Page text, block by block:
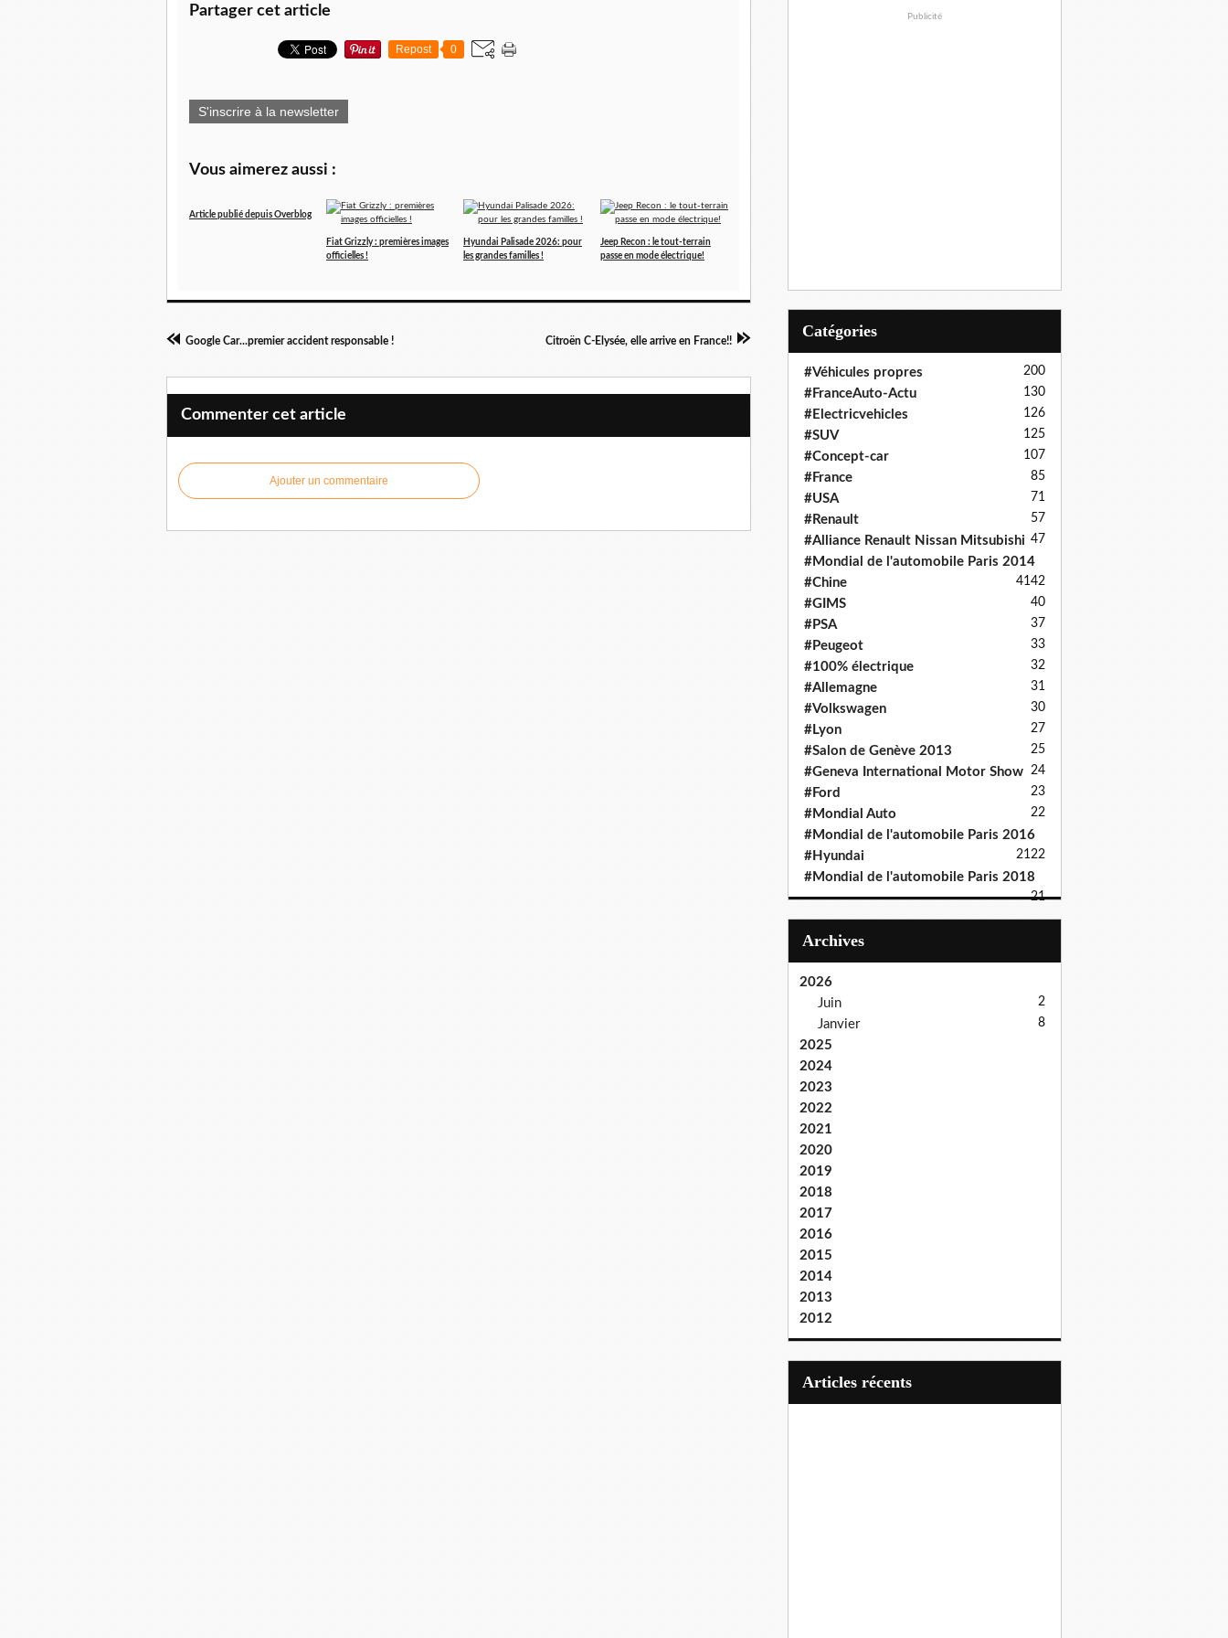
Partager cet article
Repost 0
S'inscrire à la newsletter
Vous aimerez aussi :
Article publié depuis Overblog
Fiat Grizzly : premières images
officielles !
Hyundai Palisade 2026: pour
les grandes familles !
Jeep Recon : le tout-terrain
passe en mode électrique!
Google Car...premier accident responsable ! Citroën C-Elysée, elle arrive en France!!
Commenter cet article
Ajouter un commentaire
Publicité
Catégories
#Véhicules propres 200
#FranceAuto-Actu 130
#Electricvehicles 126
#SUV 125
#Concept-car 107
#France 85
#USA 71
#Renault 57
#Alliance Renault Nissan Mitsubishi 47
#Mondial de l'automobile Paris 2014
42
#Chine 41
#GIMS 40
#PSA 37
#Peugeot 33
#100% électrique 32
#Allemagne 31
#Volkswagen 30
#Lyon 27
#Salon de Genève 2013 25
#Geneva International Motor Show 24
#Ford 23
#Mondial Auto 22
#Mondial de l'automobile Paris 2016
22
#Hyundai 21
#Mondial de l'automobile Paris 2018
21
Archives
2026
Juin
2
Janvier 8
2025
2024
2023
2022
2021
2020
2019
2018
2017
2016
2015
2014
2013
2012
articles récents